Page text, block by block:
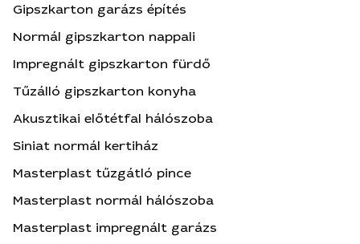
Gipszkarton garázs építés
Normál gipszkarton nappali
Impregnált gipszkarton fürdő
Tűzálló gipszkarton konyha
Akusztikai előtétfal hálószoba
Siniat normál kertiház
Masterplast tűzgátló pince
Masterplast normál hálószoba
Masterplast impregnált garázs